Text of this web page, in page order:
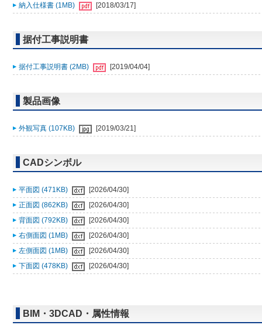
納入仕様書 (1MB) [2018/03/17]
据付工事説明書
据付工事説明書 (2MB) [2019/04/04]
製品画像
外観写真 (107KB) [2019/03/21]
CADシンボル
平面図 (471KB)
[2026/04/30]
正面図 (862KB)
[2026/04/30]
背面図 (792KB)
[2026/04/30]
右側面図 (1MB)
[2026/04/30]
左側面図 (1MB)
[2026/04/30]
下面図 (478KB)
[2026/04/30]
BIM・3DCAD・属性情報